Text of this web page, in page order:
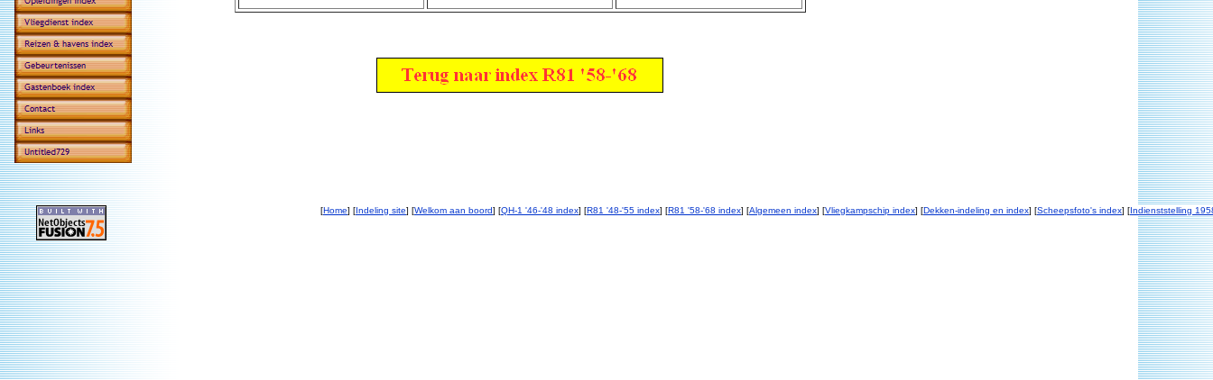
[Home] [Indeling site] [Welkom aan boord] [QH-1 '46-'48 index] [R81 '48-'55 index] [R81 '58-'68 index] [Algemeen index] [Vliegkampschip index] [Dekken-indeling en index] [Scheepsfoto's index] [Indienststelling